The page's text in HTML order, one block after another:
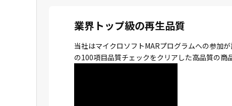
業界トップ級の再生品質
当社はマイクロソフトMARプログラムへの参加
の100項目品質チェックをクリアした高品質の商